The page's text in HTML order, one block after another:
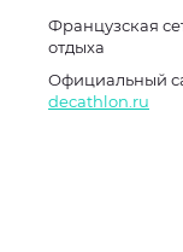
Французская
отдыха
decathlon.ru